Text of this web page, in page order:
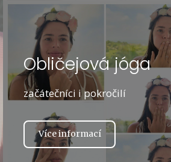
Obličejová jóga
začátečníci i pokročilí
Více informací